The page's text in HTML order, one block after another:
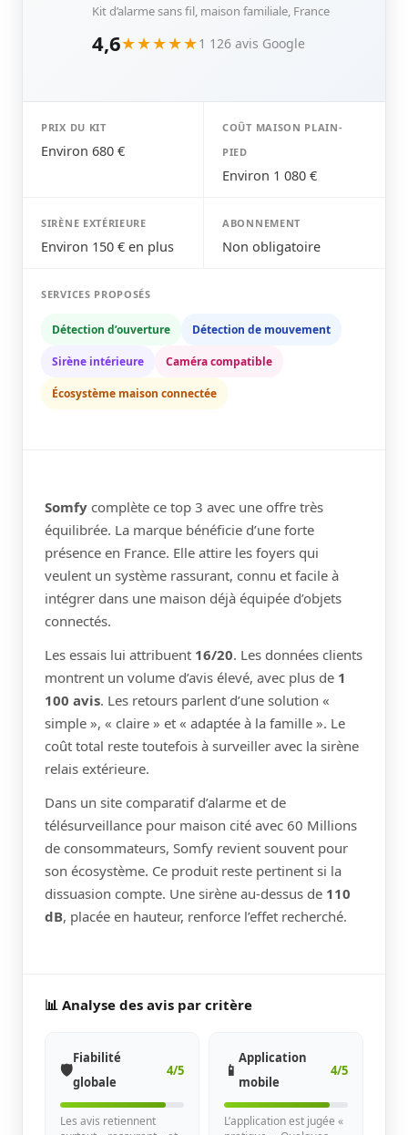
Kit d’alarme sans fil, maison familiale, France
4,6★★★★★1 126 avis Google
PRIX DU KIT
Environ 680 €
COÛT MAISON PLAIN-
PIED
Environ 1 080 €
SIRÈNE EXTÉRIEURE
Environ 150 € en plus
ABONNEMENT
Non obligatoire
SERVICES PROPOSÉS
Détection d’ouverture Détection de mouvement
Sirène intérieure Caméra compatible
Écosystème maison connectée
Somfy complète ce top 3 avec une offre très
équilibrée. La marque bénéficie d’une forte
présence en France. Elle attire les foyers qui
veulent un système rassurant, connu et facile à
intégrer dans une maison déjà équipée d’objets
connectés.
Les essais lui attribuent 16/20. Les données clients
montrent un volume d’avis élevé, avec plus de 1
100 avis. Les retours parlent d’une solution «
simple », « claire » et « adaptée à la famille ». Le
coût total reste toutefois à surveiller avec la sirène
relais extérieure.
Dans un site comparatif d’alarme et de
télésurveillance pour maison cité avec 60 Millions
de consommateurs, Somfy revient souvent pour
son écosystème. Ce produit reste pertinent si la
dissuasion compte. Une sirène au-dessus de 110
dB, placée en hauteur, renforce l’effet recherché.
📊 Analyse des avis par critère
🛡️
Fiabilité
globale
4/5
Les avis retiennent
📱
Application
mobile
4/5
L’application est jugée «